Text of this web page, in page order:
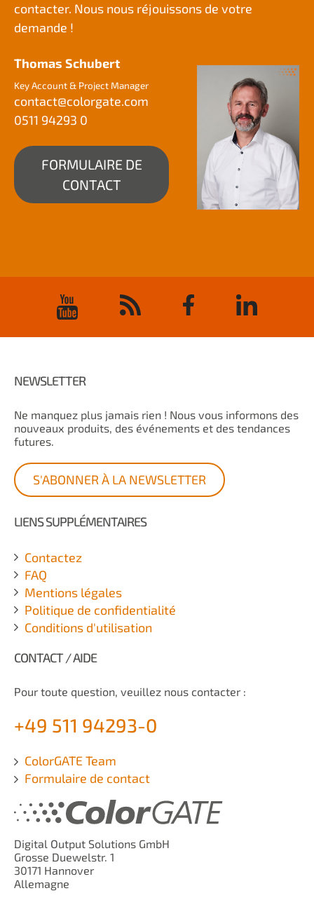
contacter. Nous nous réjouissons de votre
demande !
Thomas Schubert
Key Account & Project Manager
contact@colorgate.com
0511 94293 0
FORMULAIRE DE
CONTACT
NEWSLETTER
Ne manquez plus jamais rien ! Nous vous informons des
nouveaux produits, des événements et des tendances
futures.
S'ABONNER À LA NEWSLETTER
LIENS SUPPLÉMENTAIRES
Contactez
FAQ
Mentions légales
Politique de confidentialité
Conditions d'utilisation
CONTACT / AIDE
Pour toute question, veuillez nous contacter :
+49 511 94293-0
ColorGATE Team
Formulaire de contact
Digital Output Solutions GmbH
Grosse Duewelstr. 1
30171 Hannover
Allemagne